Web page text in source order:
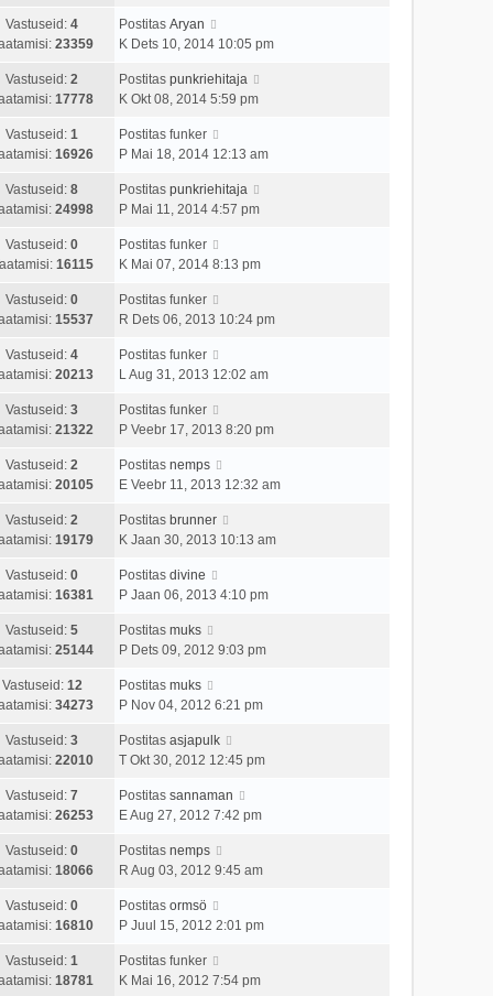
Vastuseid: 4
23359
Postitas Aryan
K Dets 10, 2014 10:05 pm
Vastuseid: 2
17778
Postitas punkriehitaja
K Okt 08, 2014 5:59 pm
Vastuseid: 1
16926
Postitas funker
P Mai 18, 2014 12:13 am
Vastuseid: 8
24998
Postitas punkriehitaja
P Mai 11, 2014 4:57 pm
Vastuseid: 0
16115
Postitas funker
K Mai 07, 2014 8:13 pm
Vastuseid: 0
15537
Postitas funker
R Dets 06, 2013 10:24 pm
Vastuseid: 4
20213
Postitas funker
L Aug 31, 2013 12:02 am
Vastuseid: 3
21322
Postitas funker
P Veebr 17, 2013 8:20 pm
Vastuseid: 2
20105
Postitas nemps
E Veebr 11, 2013 12:32 am
Vastuseid: 2
19179
Postitas brunner
K Jaan 30, 2013 10:13 am
Vastuseid: 0
16381
Postitas divine
P Jaan 06, 2013 4:10 pm
Vastuseid: 5
25144
Postitas muks
P Dets 09, 2012 9:03 pm
Vastuseid: 12
34273
Postitas muks
P Nov 04, 2012 6:21 pm
Vastuseid: 3
22010
Postitas asjapulk
T Okt 30, 2012 12:45 pm
Vastuseid: 7
26253
Postitas sannaman
E Aug 27, 2012 7:42 pm
Vastuseid: 0
18066
Postitas nemps
R Aug 03, 2012 9:45 am
Vastuseid: 0
16810
Postitas ormsö
P Juul 15, 2012 2:01 pm
Vastuseid: 1
18781
Postitas funker
K Mai 16, 2012 7:54 pm